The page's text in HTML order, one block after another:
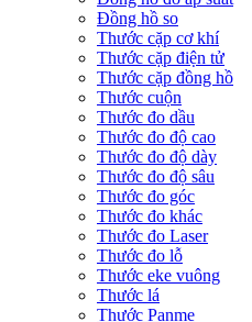
Đồng hồ so
Thước cặp cơ khí
Thước cặp điện tử
Thước cặp đồng hồ
Thước cuộn
Thước đo dầu
Thước đo độ cao
Thước đo độ dày
Thước đo độ sâu
Thước đo góc
Thước đo khác
Thước đo Laser
Thước đo lỗ
Thước eke vuông
Thước lá
Thước Panme